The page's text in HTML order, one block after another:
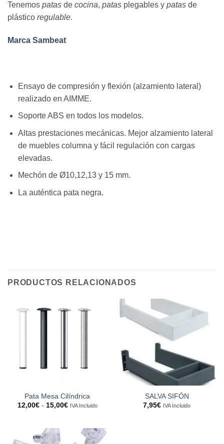
Tenemos patas de cocina, patas plegables y patas de
plástico regulable.
Marca Sambeat
Ensayo de compresión y flexión (alzamiento lateral)
realizado en AIMME.
Soporte ABS en todos los modelos.
Altas prestaciones mecánicas. Mejor alzamiento lateral
de muebles columna y fácil regulación con cargas
elevadas.
Mechón de Ø10,12,13 y 15 mm.
La auténtica pata negra.
PRODUCTOS RELACIONADOS
Pata Mesa Cilíndrica
12,00€ - 15,00€Rango
12,00€
hasta
IVA Incluido
SALVA SIFÓN
7,95€ IVA Incluido